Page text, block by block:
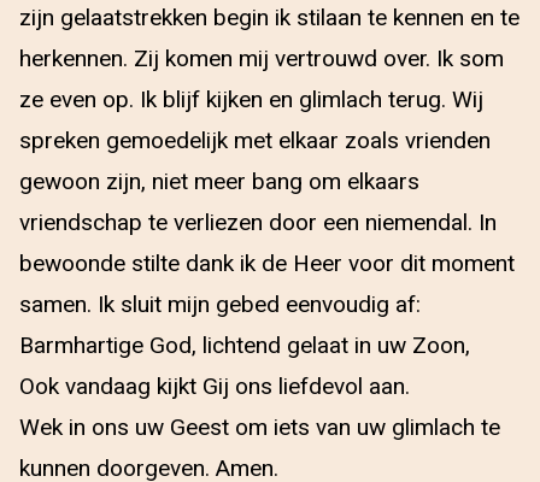
zijn gelaatstrekken begin ik stilaan te kennen en te
herkennen. Zij komen mij vertrouwd over. Ik som
ze even op. Ik blijf kijken en glimlach terug. Wij
spreken gemoedelijk met elkaar zoals vrienden
gewoon zijn, niet meer bang om elkaars
vriendschap te verliezen door een niemendal. In
bewoonde stilte dank ik de Heer voor dit moment
samen. Ik sluit mijn gebed eenvoudig af:
Barmhartige God, lichtend gelaat in uw Zoon,
Ook vandaag kijkt Gij ons liefdevol aan.
Wek in ons uw Geest om iets van uw glimlach te
kunnen doorgeven. Amen.